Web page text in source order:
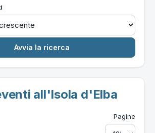
all'Isola d'Elba
Pagine